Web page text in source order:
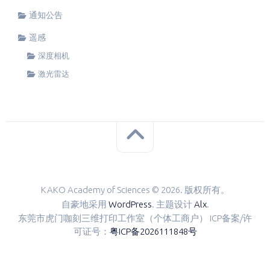
通知公告
遥感
深度相机
激光雷达
KAKO Academy of Sciences © 2026. 版权所有。
自豪地采用 WordPress. 主题设计Alx.
东莞市虎门咖刻三维打印工作室（个体工商户） ICP备案/许
可证号： 粤ICP备2026111848号